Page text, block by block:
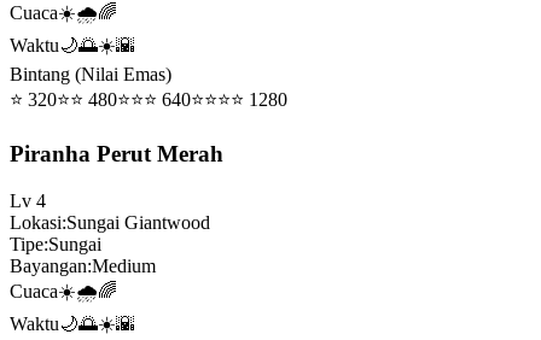
Cuaca☀️🌧️🌈
Waktu🌙🌅☀️🌇
Bintang (Nilai Emas)
⭐ 320⭐⭐ 480⭐⭐⭐ 640⭐⭐⭐⭐ 1280
Piranha Perut Merah
Lv 4
Lokasi:Sungai Giantwood
Tipe:Sungai
Bayangan:Medium
Cuaca☀️🌧️🌈
Waktu🌙🌅☀️🌇